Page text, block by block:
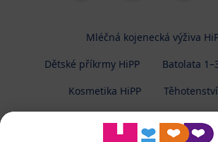
Mléčná kojenecká výživa
Dětské příkrmy HiPP
Batolata
Kosmetika HiPP